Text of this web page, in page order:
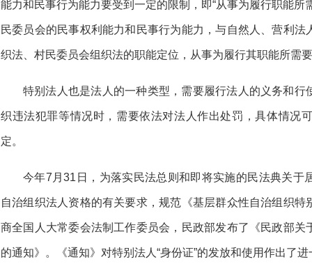
能力和民事行为能力要受到一定的限制，即“从事为履行职能所
民委员会的民事权利能力和民事行为能力，与自然人、营利
织法、村民委员会组织法的职能定位，从事为履行其职能所需
特别法人也是法人的一种类型，需要履行法人的义务和
织违法犯罪等情况时，需要依法对法人作出处罚，具体情况
定。
今年7月31日，为落实民法总则和即将实施的民法典关于
自治组织法人资格的有关要求，规范《基层群众性自治组织
商全国人大常委会法制工作委员会，民政部发布了《民政部
的通知》。《通知》对特别法人“身份证”的发放和使用作出了